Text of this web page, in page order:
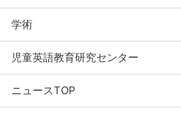
学術
児童英語教育研究センター
ニュースTOP